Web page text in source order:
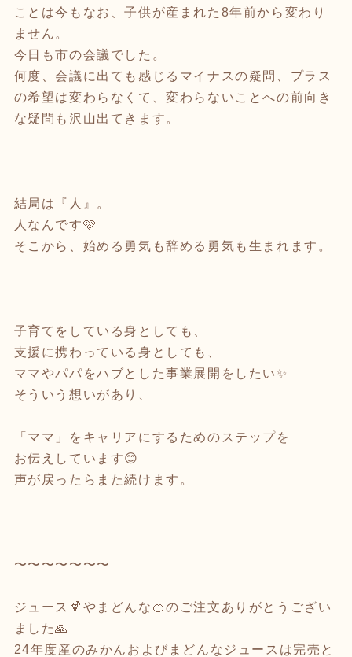
ことは今もなお、子供が産まれた8年前から変わり
ません。
今日も市の会議でした。
何度、会議に出ても感じるマイナスの疑問、プラス
の希望は変わらなくて、変わらないことへの前向き
な疑問も沢山出てきます。
結局は『人』。
人なんです🩷
そこから、始める勇気も辞める勇気も生まれます。
子育てをしている身としても、
支援に携わっている身としても、
ママやパパをハブとした事業展開をしたい✨
そういう想いがあり、
「ママ」をキャリアにするためのステップを
お伝えしています😊
声が戻ったらまた続けます。
〜〜〜〜〜〜〜
ジュース🍹やまどんな🍊のご注文ありがとうござい
ました🙏
24年度産のみかんおよびまどんなジュースは完売と